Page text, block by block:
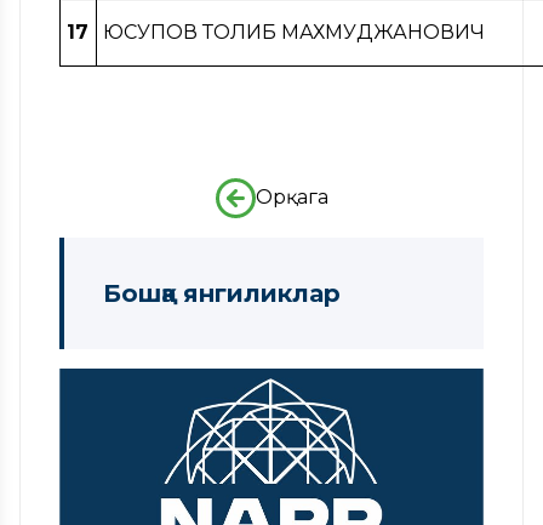
17 ЮСУПОВ ТОЛИБ МАХМУДЖАНОВИЧ
Орқага
Бошқа янгиликлар